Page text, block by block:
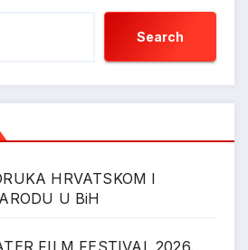
Search
HRVATSKOM I
U BiH